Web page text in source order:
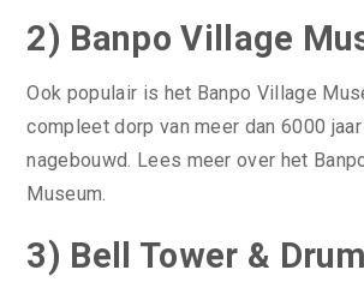
2) Banpo Village
Ook populair is het Banpo Village
compleet dorp van meer dan 6000
nagebouwd. Lees meer over het
Museum.
3) Bell Tower &